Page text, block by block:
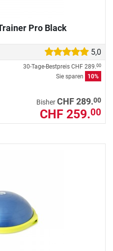
Pro Black
5,0
30-Tage-Bestpreis CHF 289.00
Sie sparen 10%
BisherCHF 289.00
CHF 259.00